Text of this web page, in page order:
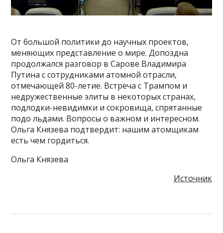
От большой политики до научных проектов,
меняющих представление о мире. Допоздна
продолжался разговор в Сарове Владимира
Путина с сотрудниками атомной отрасли,
отмечающей 80-летие. Встреча с Трампом и
недружественные элиты в некоторых странах,
подлодки-невидимки и сокровища, спрятанные
подо льдами. Вопросы о важном и интересном.
Ольга Князева подтвердит: нашим атомщикам
есть чем гордиться.
Ольга Князева
Источник